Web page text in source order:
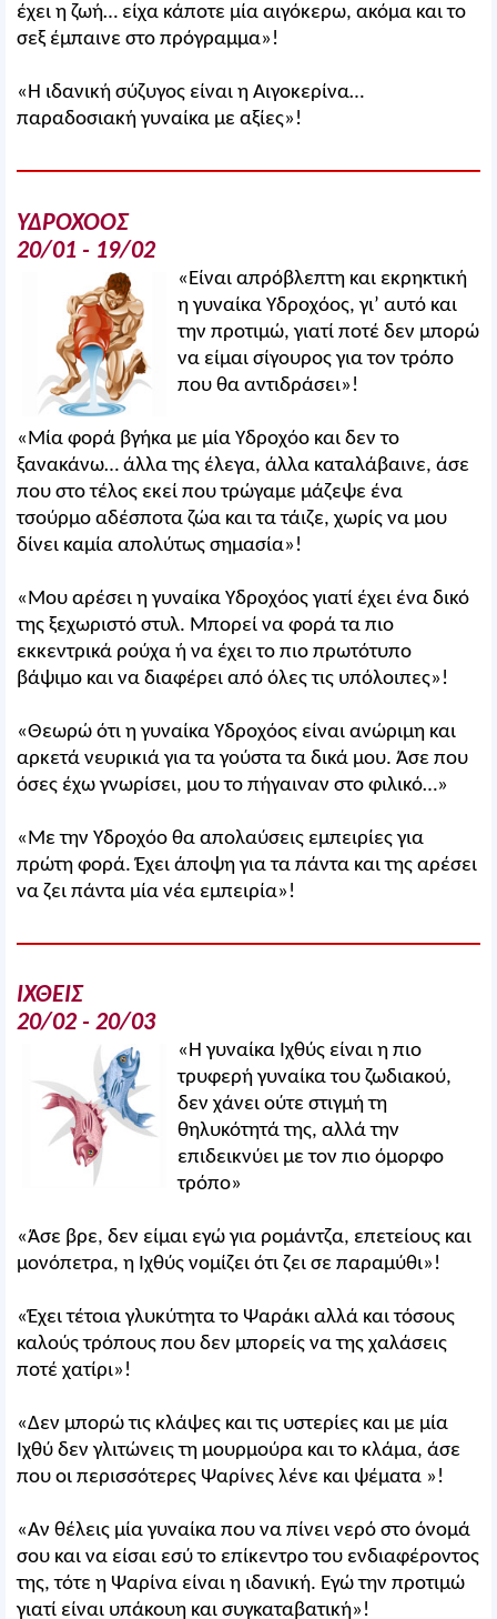
έχει η ζωή… είχα κάποτε μία αιγόκερω, ακόμα και το
σεξ έμπαινε στο πρόγραμμα»!
«Η ιδανική σύζυγος είναι η Αιγοκερίνα…
παραδοσιακή γυναίκα με αξίες»!
ΥΔΡΟΧΟΟΣ
20/01 - 19/02
«Είναι απρόβλεπτη και εκρηκτική
η γυναίκα Υδροχόος, γι’ αυτό και
την προτιμώ, γιατί ποτέ δεν μπορώ
να είμαι σίγουρος για τον τρόπο
που θα αντιδράσει»!
«Μία φορά βγήκα με μία Υδροχόο και δεν το
ξανακάνω… άλλα της έλεγα, άλλα καταλάβαινε, άσε
που στο τέλος εκεί που τρώγαμε μάζεψε ένα
τσούρμο αδέσποτα ζώα και τα τάιζε, χωρίς να μου
δίνει καμία απολύτως σημασία»!
«Μου αρέσει η γυναίκα Υδροχόος γιατί έχει ένα δικό
της ξεχωριστό στυλ. Μπορεί να φορά τα πιο
εκκεντρικά ρούχα ή να έχει το πιο πρωτότυπο
βάψιμο και να διαφέρει από όλες τις υπόλοιπες»!
«Θεωρώ ότι η γυναίκα Υδροχόος είναι ανώριμη και
αρκετά νευρικιά για τα γούστα τα δικά μου. Άσε που
όσες έχω γνωρίσει, μου το πήγαιναν στο φιλικό…»
«Με την Υδροχόο θα απολαύσεις εμπειρίες για
πρώτη φορά. Έχει άποψη για τα πάντα και της αρέσει
να ζει πάντα μία νέα εμπειρία»!
ΙΧΘΕΙΣ
20/02 - 20/03
«Η γυναίκα Ιχθύς είναι η πιο
τρυφερή γυναίκα του ζωδιακού,
δεν χάνει ούτε στιγμή τη
θηλυκότητά της, αλλά την
επιδεικνύει με τον πιο όμορφο
τρόπο»
«Άσε βρε, δεν είμαι εγώ για ρομάντζα, επετείους και
μονόπετρα, η Ιχθύς νομίζει ότι ζει σε παραμύθι»!
«Έχει τέτοια γλυκύτητα το Ψαράκι αλλά και τόσους
καλούς τρόπους που δεν μπορείς να της χαλάσεις
ποτέ χατίρι»!
«Δεν μπορώ τις κλάψες και τις υστερίες και με μία
Ιχθύ δεν γλιτώνεις τη μουρμούρα και το κλάμα, άσε
που οι περισσότερες Ψαρίνες λένε και ψέματα »!
«Αν θέλεις μία γυναίκα που να πίνει νερό στο όνομά
σου και να είσαι εσύ το επίκεντρο του ενδιαφέροντος
της, τότε η Ψαρίνα είναι η ιδανική. Εγώ την προτιμώ
γιατί είναι υπάκουη και συγκαταβατική»!